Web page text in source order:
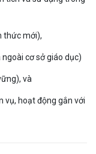
thức mới),
cơ sở giáo dục)
và
vụ, hoạt động gắn với